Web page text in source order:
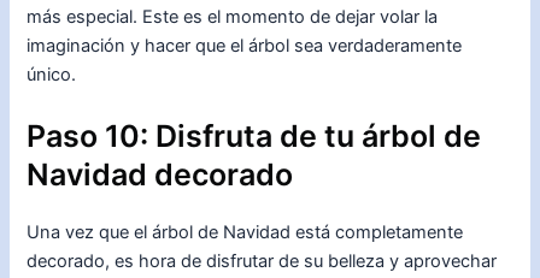
más especial. Este es el momento de dejar volar la
imaginación y hacer que el árbol sea verdaderamente
único.
Paso 10: Disfruta de tu árbol de
Navidad decorado
Una vez que el árbol de Navidad está completamente
decorado, es hora de disfrutar de su belleza y aprovechar